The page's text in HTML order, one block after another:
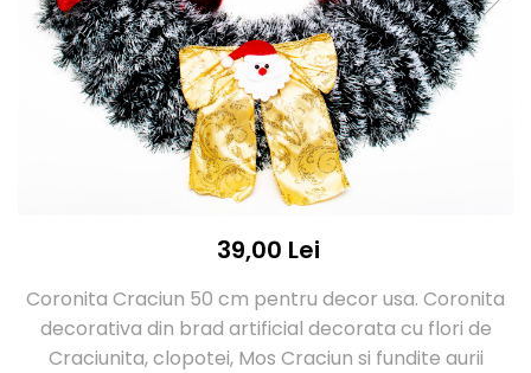
39,00 Lei
Coronita Craciun 50 cm pentru decor usa. Coronita
decorativa din brad artificial decorata cu flori de
Craciunita, clopotei, Mos Craciun si fundite aurii